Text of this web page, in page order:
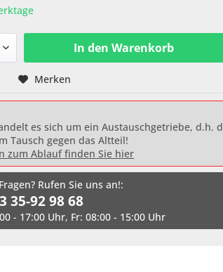
In den Warenkorb
Merken
es sich um ein Austauschgetriebe, d.h.
Tausch gegen das Altteil!
zum Ablauf finden Sie hier
Rufen Sie uns an!:
35-92 98 68
- 17:00 Uhr, Fr: 08:00 - 15:00 Uhr